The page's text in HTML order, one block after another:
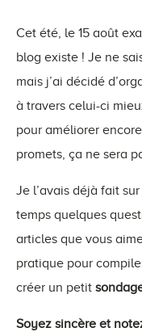
Cet été, le 15 août
blog existe ! Je ne
mais j’ai décidé
à travers celui-ci
pour améliorer
promets, ça ne sera
Je l’avais déjà fait
temps quelques
articles que vous
pratique pour
créer un petit
Soyez sincère et